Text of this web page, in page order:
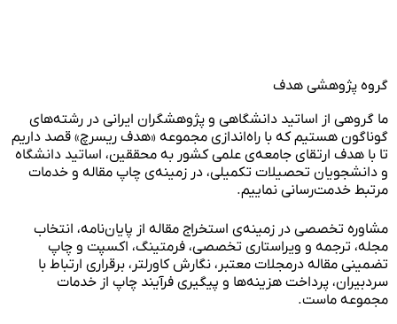
گروه پژوهشی هدف
ما گروهی از اساتید دانشگاهی و پژوهشگران ایرانی در رشته‌های
گوناگون هستیم که با راه‌اندازی مجموعه «هدف ریسرچ» قصد داریم
تا با هدف ارتقای جامعه‌ی علمی کشور به محققین، اساتید دانشگاه
و دانشجویان تحصیلات تکمیلی، در زمینه‌ی چاپ مقاله و خدمات
مرتبط خدمت‌رسانی نماییم.
مشاوره تخصصی در زمینه‌ی استخراج مقاله از پایان‌نامه، انتخاب
مجله، ترجمه و ویراستاری تخصصی، فرمتینگ، اکسپت و چاپ
تضمینی مقاله درمجلات معتبر، نگارش کاورلتر، برقراری ارتباط با
سردبیران، پرداخت هزینه‌ها و پیگیری فرآیند چاپ از خدمات
مجموعه ماست.